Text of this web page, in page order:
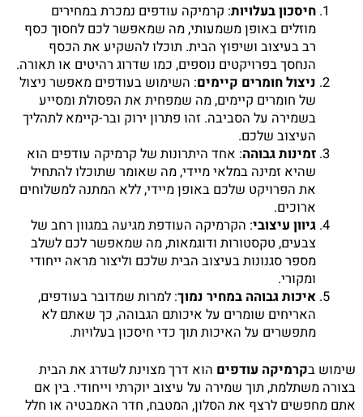
חיסכון בעלויות: קרמיקה עודפים נמכרת במחירים
מוזלים באופן משמעותי, מה שמאפשר לכם לחסוך כסף
רב בעיצוב ושיפוץ הבית. תוכלו להשקיע את הכסף
הנחסך בפרויקטים נוספים, כמו שדרוג רהיטים או תאורה.
ניצול חומרים קיימים: השימוש בעודפים מאפשר ניצול
של חומרים קיימים, מה שמפחית את הפסולת ומסייע
בשמירה על הסביבה. זהו פתרון ירוק ובר-קיימא לתהליך
העיצוב שלכם.
זמינות גבוהה: אחד היתרונות של קרמיקה עודפים הוא
שהיא זמינה במלאי מיידי, מה שאומר שתוכלו להתחיל
את הפרויקט שלכם באופן מיידי, ללא המתנה למשלוחים
ארוכים.
גיוון עיצובי: הקרמיקה העודפת מגיעה במגוון רחב של
צבעים, טקסטורות ודוגמאות, מה שמאפשר לכם לשלב
מספר סגנונות בעיצוב הבית שלכם וליצור מראה ייחודי
ומקורי.
איכות גבוהה במחיר נמוך: למרות שמדובר בעודפים,
האריחים שומרים על איכותם הגבוהה, כך שאתם לא
מתפשרים על האיכות תוך כדי חיסכון בעלויות.
שימוש בקרמיקה עודפים הוא דרך מצוינת לשדרג את הבית
בצורה משתלמת, תוך שמירה על עיצוב יוקרתי וייחודי. בין אם
אתם מחפשים לרצף את הסלון, המטבח, חדר האמבטיה או חלל